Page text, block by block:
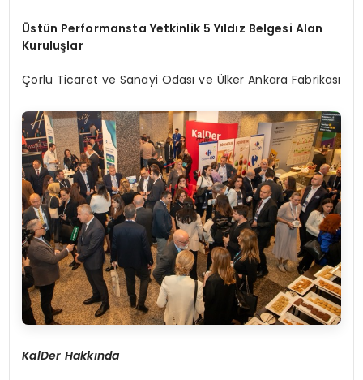
Üstün Performansta Yetkinlik 5 Yıldız Belgesi Alan
Kuruluşlar
Çorlu Ticaret ve Sanayi Odası ve Ülker Ankara Fabrikası
KalDer Hakkında